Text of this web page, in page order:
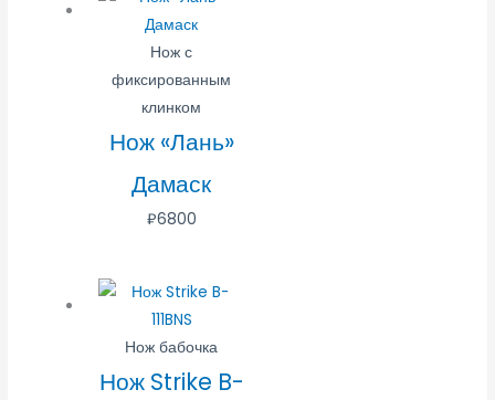
Нож с
фиксированным
клинком
Нож «Лань»
Дамаск
₽6800
Нож бабочка
Нож Strike B-